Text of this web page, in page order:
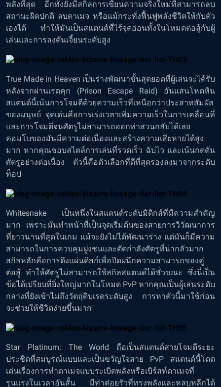
พลังที่สุด อีกทั้งยังมีสกิลการเขียนความจริงใหม่ที่สามารถลบ
สถานะผิดปกติ ลบดาเมจ หรือแม้กระทั่งฟื้นฟูพลังชีวิตให้กับตัว
เองได้ ทำให้มันเป็นสแตนด์ที่ไร้จุดอ่อนทั้งในโหมดต่อสู้กับผู้
เล่นและการลงดันเจี้ยนระดับสูง
True Made in Heaven เป็นร่างพัฒนาขั้นสุดยอดที่ผู้เล่นจะได้รับ
หลังจากผ่านเรดคุก (Prison Escape Raid) อันแสนโหดหิน
สแตนด์นี้เน้นการโจมตีด้วยความเร็วที่เหนือกว่าประสาทสัมผัส
ของมนุษย์ จุดเด่นคือการเร่งเวลาเพิ่มความเร็วในการเคลื่อนที่
และการโจมตีจนศัตรูไม่สามารถออกท่าสวนกลับได้เลย
คอมโบของมันมีความต่อเนื่องและสร้างความเสียหายได้สูง
มาก หากคุณชอบสไตล์การเล่นที่รวดเร็ว ฉับไว และเน้นกดดัน
ศัตรูอย่างต่อเนื่อง ตัวนี้คือตัวเลือกที่ดีที่สุดรองลงมาจากระดับ
ท็อป
Whitesnake เป็นหนึ่งในสแตนด์ระดับมิติกส์ที่มีความสำคัญ
มาก เพราะมันทำหน้าที่เป็นจุดเริ่มต้นของสายการวิวัฒนาการ
ที่ยาวนานที่สุดในเกม แม้จะยังไม่ได้พัฒนาร่าง แต่มันก็มีความ
สามารถในการควบคุมฝูงชนและตัดกำลังศัตรูที่น่ากลัวมาก
สกิลหลักคือการดึงแผ่นดิสก์เพื่อปิดผนึกความสามารถของคู่
ต่อสู้ ทำให้ศัตรูไม่สามารถใช้สกิลสแตนด์ได้ชั่วขณะ ซึ่งนี่เป็น
ข้อได้เปรียบที่ยิ่งใหญ่มากในโหมด PvP หากคุณเป็นผู้เล่นระดับ
กลางที่ยังเข้าไม่ถึงวัตถุดิบเรดระดับสูง การหาตัวนี้มาใช้ก่อน
จะช่วยให้ชีวิตง่ายขึ้นมาก
Star Platinum: The World ถือเป็นสแตนด์สายโจมตีระยะ
ประชิดที่สมบูรณ์แบบและเป็นขวัญใจสาย PvP สแตนด์นี้โดด
เด่นเรื่องการทำดาเมจแบบระเบิดพลังหรือเบิร์สท์ดาเมจที่
รุนแรงในเวลาอันสั้น มีท่าต่อยรัวที่ทรงพลังและหลบหลีกได้